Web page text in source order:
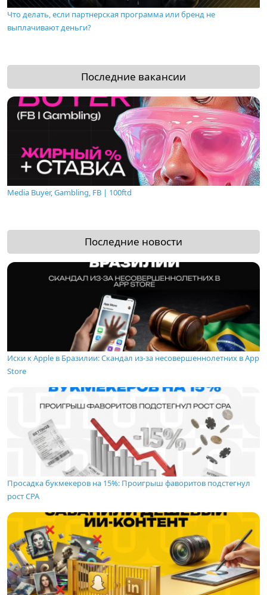
Что делать, если партнерская программа или бренд не
выплачивают деньги?
Последние вакансии
Media Buyer, Gambling, FB | 100ftd
Последние новости
Иски к Apple в Бразилии: Скандал из-за несовершеннолетних в App
Store
Просадка букмекеров на 15%: Проигрыш фаворитов подстегнул
рост CPA